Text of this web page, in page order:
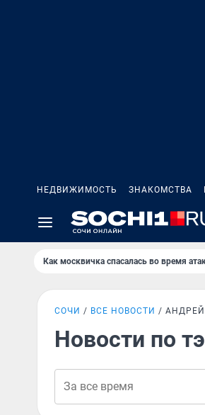
НЕДВИЖИМОСТЬ ЗНАКОМСТВА
Как москвичка спасалась во время
СОЧИ ВСЕ НОВОСТИ
Новости по